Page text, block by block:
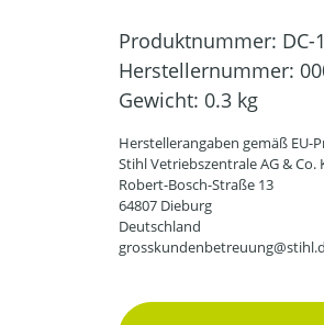
Produktnummer: DC-
Herstellernummer:
Gewicht: 0.3 kg
Herstellerangaben gemäß EU-
Stihl Vetriebszentrale AG & Co.
Robert-Bosch-Straße 13
64807 Dieburg
Deutschland